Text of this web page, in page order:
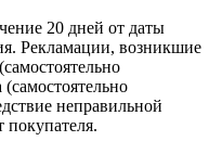
20 дней от даты
Рекламации, возникшие
неправильной
покупателя.